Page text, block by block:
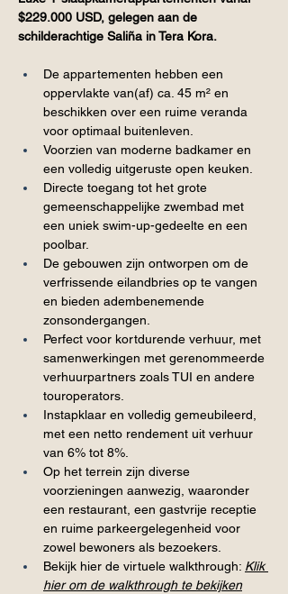
$229.000 USD, gelegen aan de
schilderachtige Saliña in Tera Kora.
De appartementen hebben een
oppervlakte van(af) ca. 45 m² en
beschikken over een ruime veranda
voor optimaal buitenleven.
Voorzien van moderne badkamer en
een volledig uitgeruste open keuken.
Directe toegang tot het grote
gemeenschappelijke zwembad met
een uniek swim-up-gedeelte en een
poolbar.
De gebouwen zijn ontworpen om de
verfrissende eilandbries op te vangen
en bieden adembenemende
zonsondergangen.
Perfect voor kortdurende verhuur, met
samenwerkingen met gerenommeerde
verhuurpartners zoals TUI en andere
touroperators.
Instapklaar en volledig gemeubileerd,
met een netto rendement uit verhuur
van 6% tot 8%.
Op het terrein zijn diverse
voorzieningen aanwezig, waaronder
een restaurant, een gastvrije receptie
en ruime parkeergelegenheid voor
zowel bewoners als bezoekers.
Bekijk hier de virtuele walkthrough: Klik
hier om de walkthrough te bekijken